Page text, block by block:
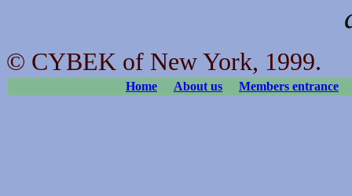
© CYBEK of New York, 1999.
Home About us Members entrance